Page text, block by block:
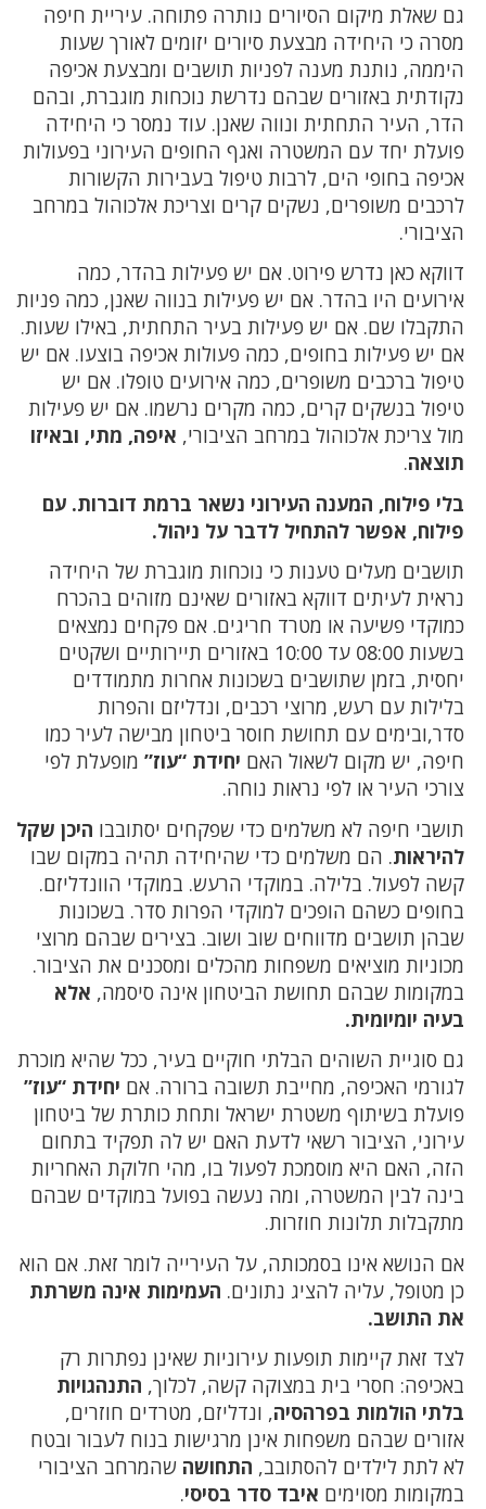
גם שאלת מיקום הסיורים נותרה פתוחה. עיריית חיפה
מסרה כי היחידה מבצעת סיורים יזומים לאורך שעות
היממה, נותנת מענה לפניות תושבים ומבצעת אכיפה
נקודתית באזורים שבהם נדרשת נוכחות מוגברת, ובהם
הדר, העיר התחתית ונווה שאנן. עוד נמסר כי היחידה
פועלת יחד עם המשטרה ואגף החופים העירוני בפעולות
אכיפה בחופי הים, לרבות טיפול בעבירות הקשורות
לרכבים משופרים, נשקים קרים וצריכת אלכוהול במרחב
הציבורי.
דווקא כאן נדרש פירוט. אם יש פעילות בהדר, כמה
אירועים היו בהדר. אם יש פעילות בנווה שאנן, כמה פניות
התקבלו שם. אם יש פעילות בעיר התחתית, באילו שעות.
אם יש פעילות בחופים, כמה פעולות אכיפה בוצעו. אם יש
טיפול ברכבים משופרים, כמה אירועים טופלו. אם יש
טיפול בנשקים קרים, כמה מקרים נרשמו. אם יש פעילות
מול צריכת אלכוהול במרחב הציבורי, איפה, מתי, ובאיזו
תוצאה.
בלי פילוח, המענה העירוני נשאר ברמת דוברות. עם
פילוח, אפשר להתחיל לדבר על ניהול.
תושבים מעלים טענות כי נוכחות מוגברת של היחידה
נראית לעיתים דווקא באזורים שאינם מזוהים בהכרח
כמוקדי פשיעה או מטרד חריגים. אם פקחים נמצאים
בשעות 08:00 עד 10:00 באזורים תיירותיים ושקטים
יחסית, בזמן שתושבים בשכונות אחרות מתמודדים
בלילות עם רעש, מרוצי רכבים, ונדליזם והפרות
סדר,ובימים עם תחושת חוסר ביטחון מבישה לעיר כמו
חיפה, יש מקום לשאול האם יחידת “עוז” מופעלת לפי
צורכי העיר או לפי נראות נוחה.
תושבי חיפה לא משלמים כדי שפקחים יסתובבו היכן שקל
להיראות. הם משלמים כדי שהיחידה תהיה במקום שבו
קשה לפעול. בלילה. במוקדי הרעש. במוקדי הוונדליזם.
בחופים כשהם הופכים למוקדי הפרות סדר. בשכונות
שבהן תושבים מדווחים שוב ושוב. בצירים שבהם מרוצי
מכוניות מוציאים משפחות מהכלים ומסכנים את הציבור.
במקומות שבהם תחושת הביטחון אינה סיסמה, אלא
בעיה יומיומית.
גם סוגיית השוהים הבלתי חוקיים בעיר, ככל שהיא מוכרת
לגורמי האכיפה, מחייבת תשובה ברורה. אם יחידת “עוז”
פועלת בשיתוף משטרת ישראל ותחת כותרת של ביטחון
עירוני, הציבור רשאי לדעת האם יש לה תפקיד בתחום
הזה, האם היא מוסמכת לפעול בו, מהי חלוקת האחריות
בינה לבין המשטרה, ומה נעשה בפועל במוקדים שבהם
מתקבלות תלונות חוזרות.
אם הנושא אינו בסמכותה, על העירייה לומר זאת. אם הוא
כן מטופל, עליה להציג נתונים. העמימות אינה משרתת
את התושב.
לצד זאת קיימות תופעות עירוניות שאינן נפתרות רק
באכיפה: חסרי בית במצוקה קשה, לכלוך, התנהגויות
בלתי הולמות בפרהסיה, ונדליזם, מטרדים חוזרים,
אזורים שבהם משפחות אינן מרגישות בנוח לעבור ובטח
לא לתת לילדים להסתובב, התחושה שהמרחב הציבורי
במקומות מסוימים איבד סדר בסיסי.